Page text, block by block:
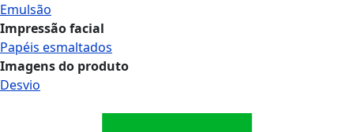
Emulsão
Impressão facial
Papéis esmaltados
Imagens do produto
Desvio